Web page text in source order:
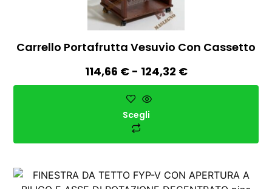
Carrello Portafrutta Vesuvio Con Cassetto
114,66 € - 124,32 €
Scegli